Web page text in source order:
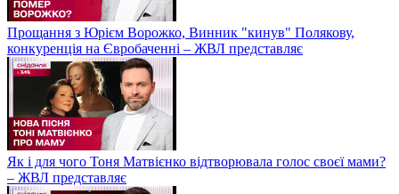
Прощання з Юрієм Ворожко, Винник "кинув" Полякову,
конкуренція на Євробаченні – ЖВЛ представляє
Як і для чого Тоня Матвієнко відтворювала голос своєї мами?
– ЖВЛ представляє